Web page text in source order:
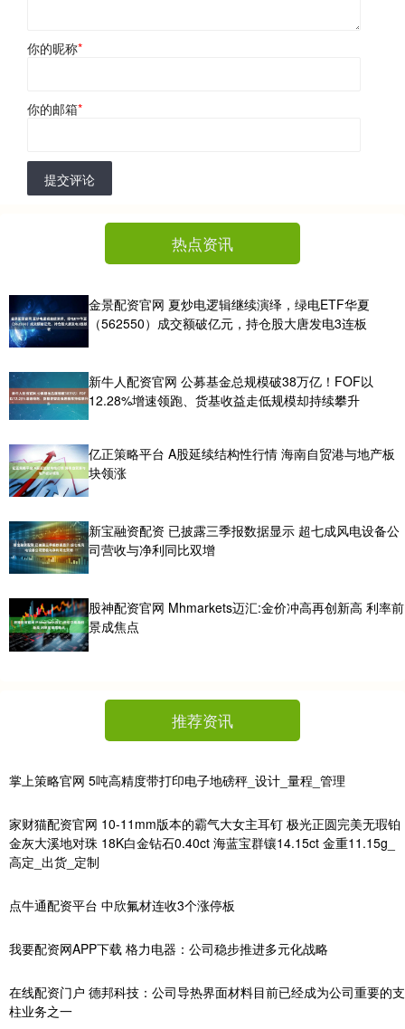
你的昵称*
你的邮箱*
提交评论
热点资讯
金景配资官网 夏炒电逻辑继续演绎，绿电ETF华夏
（562550）成交额破亿元，持仓股大唐发电3连板
新牛人配资官网 公募基金总规模破38万亿！FOF以
12.28%增速领跑、货基收益走低规模却持续攀升
亿正策略平台 A股延续结构性行情 海南自贸港与地产板
块领涨
新宝融资配资 已披露三季报数据显示 超七成风电设备公
司营收与净利同比双增
股神配资官网 Mhmarkets迈汇:金价冲高再创新高 利率前
景成焦点
推荐资讯
掌上策略官网 5吨高精度带打印电子地磅秤_设计_量程_管理
家财猫配资官网 10-11mm版本的霸气大女主耳钉 极光正圆完美无瑕铂
金灰大溪地对珠 18K白金钻石0.40ct 海蓝宝群镶14.15ct 金重11.15g_
高定_出货_定制
点牛通配资平台 中欣氟材连收3个涨停板
我要配资网APP下载 格力电器：公司稳步推进多元化战略
在线配资门户 德邦科技：公司导热界面材料目前已经成为公司重要的支
柱业务之一